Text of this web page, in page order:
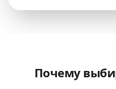
Почему